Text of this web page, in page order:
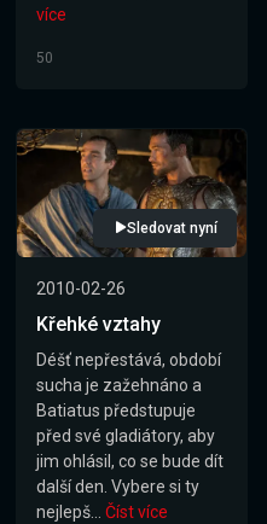
více
50
Sledovat nyní
2010-02-26
Křehké vztahy
Déšť nepřestává, období
sucha je zažehnáno a
Batiatus předstupuje
před své gladiátory, aby
jim ohlásil, co se bude dít
další den. Vybere si ty
nejlepš... Číst více